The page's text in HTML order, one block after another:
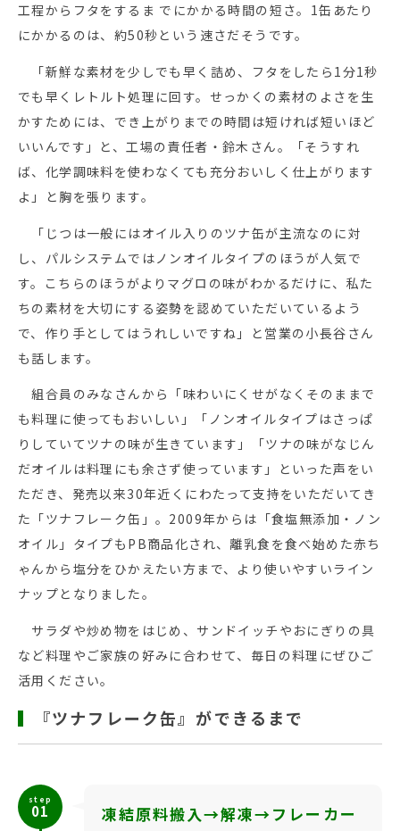
工程からフタをするま でにかかる時間の短さ。1缶あたり
にかかるのは、約50秒という速さだそうです。
「新鮮な素材を少しでも早く詰め、フタをしたら1分1秒
でも早くレトルト処理に回す。せっかくの素材のよさを生
かすためには、でき上がりまでの時間は短ければ短いほど
いいんです」と、工場の責任者・鈴木さん。「そうすれ
ば、化学調味料を使わなくても充分おいしく仕上がります
よ」と胸を張ります。
「じつは一般にはオイル入りのツナ缶が主流なのに対
し、パルシステムではノンオイルタイプのほうが人気で
す。こちらのほうがよりマグロの味がわかるだけに、私た
ちの素材を大切にする姿勢を認めていただいているよう
で、作り手としてはうれしいですね」と営業の小長谷さん
も話します。
組合員のみなさんから「味わいにくせがなくそのままで
も料理に使ってもおいしい」「ノンオイルタイプはさっぱ
りしていてツナの味が生きています」「ツナの味がなじん
だオイルは料理にも余さず使っています」といった声をい
ただき、発売以来30年近くにわたって支持をいただいてき
た「ツナフレーク缶」。2009年からは「食塩無添加・ノン
オイル」タイプもPB商品化され、離乳食を食べ始めた赤ち
ゃんから塩分をひかえたい方まで、より使いやすいライン
ナップとなりました。
サラダや炒め物をはじめ、サンドイッチやおにぎりの具
など料理やご家族の好みに合わせて、毎日の料理にぜひご
活用ください。
『ツナフレーク缶』ができるまで
step
01 凍結原料搬入→解凍→フレーカー